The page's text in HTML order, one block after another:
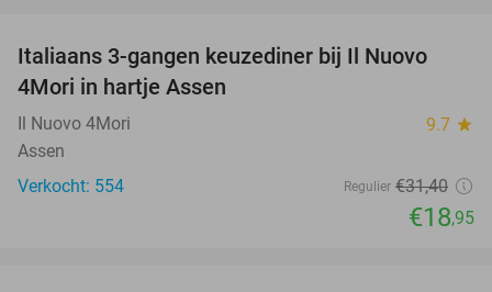
40%
Italiaans 3-gangen keuzediner bij Il Nuovo
4Mori in hartje Assen
Il Nuovo 4Mori 9.7 star
Assen
Verkocht: 554
Regulier €31,40
€18,95